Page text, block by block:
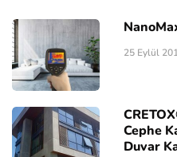
25 Eylül
Cephe
Duvar